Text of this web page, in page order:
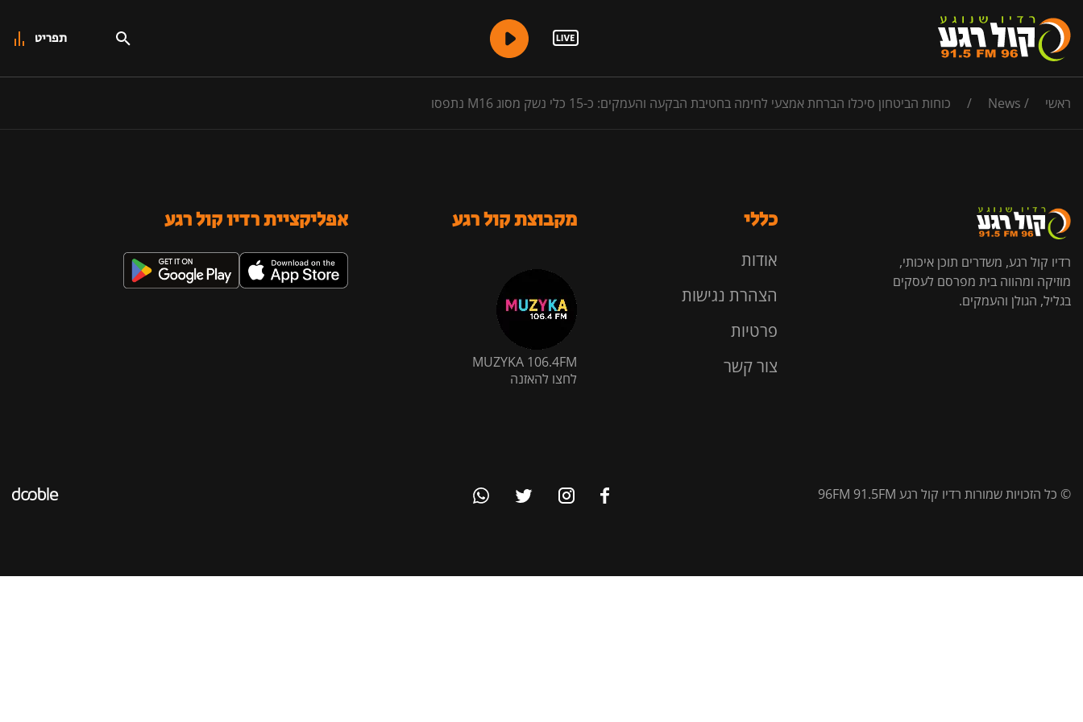
תפריט
ראשי /
News
/ כוחות הביטחון סיכלו הברחת אמצעי לחימה בחטיבת הבקעה והעמקים: כ-15 כלי נשק מסוג M16 נתפסו
רדיו קול רגע, משדרים תוכן איכותי,
מוזיקה ומהווה בית מפרסם לעסקים
בגליל, הגולן והעמקים.
כללי
אודות
הצהרת נגישות
פרטיות
צור קשר
מקבוצת קול רגע
MUZYKA 106.4FM
לחצו להאזנה
אפליקציית רדיו קול רגע
© כל הזכויות שמורות רדיו קול רגע 96FM 91.5FM